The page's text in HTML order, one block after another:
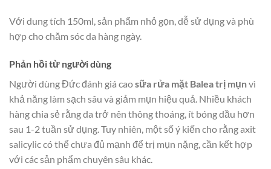
Với dung tích 150ml, sản phẩm nhỏ gọn, dễ sử dụng và phù
hợp cho chăm sóc da hàng ngày.
Phản hồi từ người dùng
Người dùng Đức đánh giá caosữa rửa mặt Balea trị mụnvì
khả năng làm sạch sâu và giảm mụn hiệu quả. Nhiều khách
hàng chia sẻ rằng da trở nên thông thoáng, ít bóng dầu hơn
sau 1-2 tuần sử dụng. Tuy nhiên, một số ý kiến cho rằng axit
salicylic có thể chưa đủ mạnh để trị mụn nặng, cần kết hợp
với các sản phẩm chuyên sâu khác.